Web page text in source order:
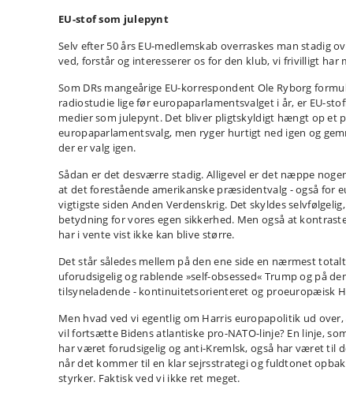
EU-stof som julepynt
Selv efter 50 års EU-medlemskab overraskes man stadig
ved, forstår og interesserer os for den klub, vi frivilligt har
Som DRs mangeårige EU-korrespondent Ole Ryborg
radiostudie lige før europaparlamentsvalget i år, er EU-
medier som julepynt. Det bliver pligtskyldigt hængt op et
europaparlamentsvalg, men ryger hurtigt ned igen og
der er valg igen.
Sådan er det desværre stadig. Alligevel er det næppe
at det forestående amerikanske præsidentvalg - også for
vigtigste siden Anden Verdenskrig. Det skyldes
betydning for vores egen sikkerhed. Men også at
har i vente vist ikke kan blive større.
Det står således mellem på den ene side en nærmest
uforudsigelig og rablende »self-obsessed« Trump og på
tilsyneladende - kontinuitetsorienteret og proeuropæisk
Men hvad ved vi egentlig om Harris europapolitik ud
vil fortsætte Bidens atlantiske pro-NATO-linje? En linje,
har været forudsigelig og anti-Kremlsk, også har været til
når det kommer til en klar sejrsstrategi og fuldtonet
styrker. Faktisk ved vi ikke ret meget.